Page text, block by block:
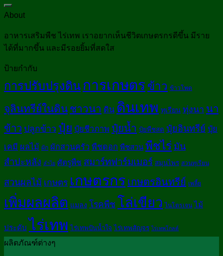
About
อาหารเสริมพืช ไร่เทพ เราอยากเห็นชีวิตเกษตรกรดีขึ้น มีราย
ได้ที่มากขึ้น และมีรอยยิ้มที่สดใส
ป้ายกำกับ
การปรับปรุงดินการเกษตร ข้าว ข้าวโพด
จุลินทรีย์ในดิน ชาวนา ดิน ดินเทพ ทุเรียน ทุ่งนา นา
ข้าว ปลูกข้าว ปุ๋ย ปุ๋ยชีวภาพ ปุ๋ยน้ำ ปุ๋ยพืชสด ปุ๋ยอินทรีย์ ปุ๋ย
เคมี ผลไม้ ผัก ผักสวนครัว พืชดอก พืชสวน พืชไร่ มัน
สำปะหลัง ลำไย ศัตรูพืช สมาร์ทฟาร์มเมอร์ สมุนไพร สวนทุเรียน
สวนผลไม้ เกษตร เกษตรกร เกษตรอินทรีย์ เพลี้ย
เพิ่มผลผลิต แมลง โรคพืช โล่เขียว ไนโตรเจน ไม้
ประดับ ไร่เทพ ไร่เทพปันน้ำใจ ไร่เทพสัญจร ไร่เทพโกลด์
ผลิตภัณฑ์ต่างๆ